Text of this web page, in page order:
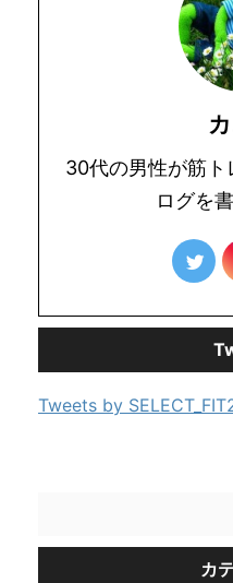
30代の男性が筋
ログを
Tweets by
カ